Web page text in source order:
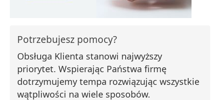
Potrzebujesz pomocy?
Obsługa Klienta stanowi najwyższy
priorytet. Wspierając Państwa firmę
dotrzymujemy tempa rozwiązując wszystkie
wątpliwości na wiele sposobów.